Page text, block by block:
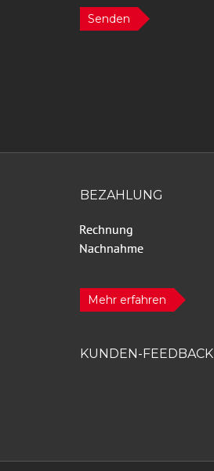
Senden
BEZAHLUNG
Mehr erfahren
KUNDEN-FEEDBACK